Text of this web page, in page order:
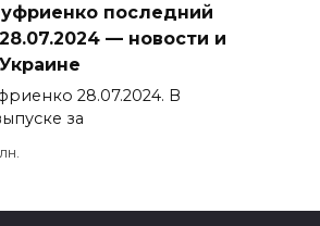
последний
— новости и
28.07.2024. В
за